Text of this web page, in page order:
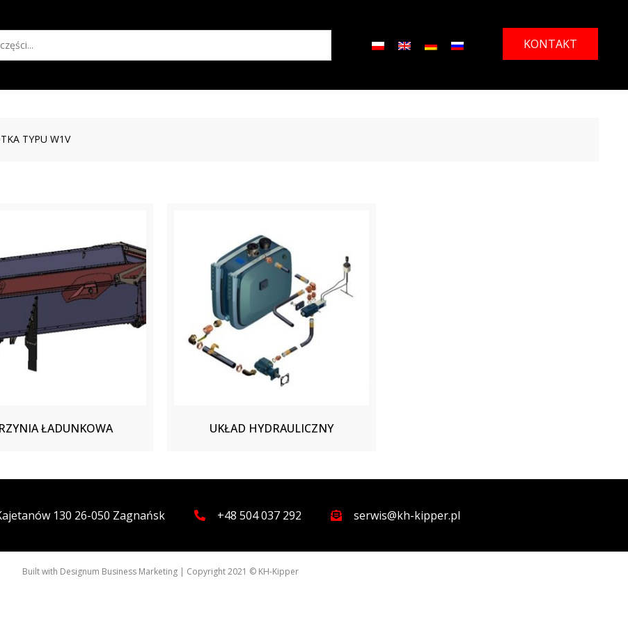
KONTAKT
TYPU W1V
ŁADUNKOWA UKŁAD HYDRAULICZNY
130 26-050 Zagnańsk +48 504 037 292 serwis@kh-kipper.pl
Built with Designum Business Marketing| Copyright 2021 © KH-Kipper